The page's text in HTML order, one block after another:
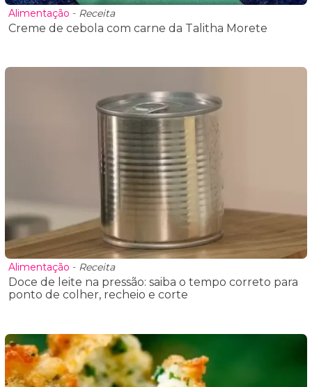
Alimentação - Receita
Creme de cebola com carne da Talitha Morete
Alimentação - Receita
Doce de leite na pressão: saiba o tempo correto para
ponto de colher, recheio e corte